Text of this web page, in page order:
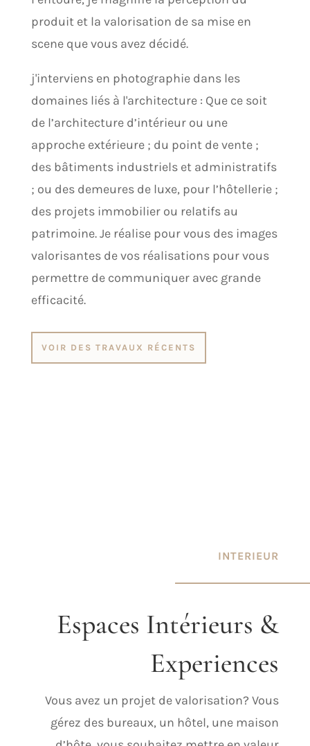
produit et la valorisation de sa mise en
scene que vous avez décidé.
j'interviens en photographie dans les
domaines liés à l'architecture : Que ce soit
de l’architecture d’intérieur ou une
approche extérieure ; du point de vente ;
des bâtiments industriels et administratifs
; ou des demeures de luxe, pour l’hôtellerie ;
des projets immobilier ou relatifs au
patrimoine. Je réalise pour vous des images
valorisantes de vos réalisations pour vous
permettre de communiquer avec grande
efficacité.
VOIR DES TRAVAUX RÉCENTS
INTERIEUR
Espaces Intérieurs &
Experiences
Vous avez un projet de valorisation? Vous
gérez des bureaux, un hôtel, une maison